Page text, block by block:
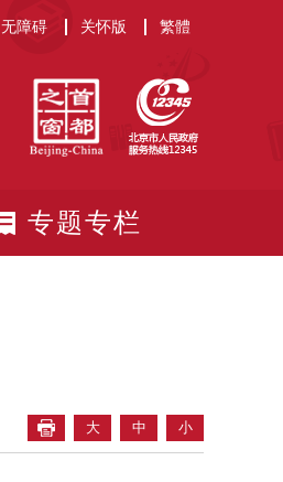
无障碍 关怀版 繁體
专题专栏
大 中 小